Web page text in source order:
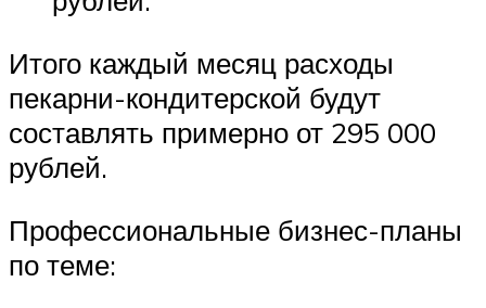
Итого каждый месяц расходы
пекарни-кондитерской будут
составлять примерно от 295 000
рублей.
Профессиональные бизнес-планы
по теме: